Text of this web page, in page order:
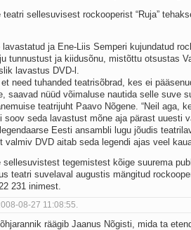
teatri sellesuvisest rockooperist “Ruja”
ja Ene-Liis Semperi kujundatud
tunnustust ja kiidusõnu, mistõttu otsustas
lavastus DVD-l.
et need tuhanded teatrisõbrad, kes ei
saavad nüüd võimaluse nautida selle suve
teatrijuht Paavo Nõgene. “Neil aga,
soov seda lavastust mõne aja pärast uuesti
Eesti ansambli lugu jõudis
valmiv DVD aitab seda legendi ajas veel
sellesuvistest tegemistest kõige suurema
teatri suvelaval augustis mängitud
231 inimest.
08-27 11:08:55.
räägib Jaanus Nõgisti, mida ta